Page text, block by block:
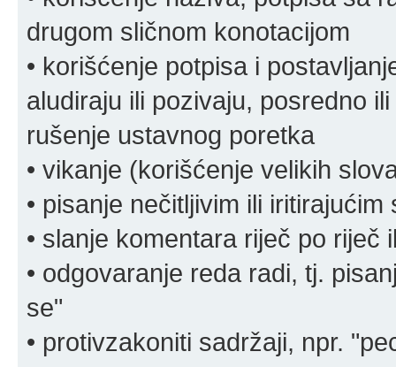
drugom sličnom konotacijom
• korišćenje potpisa i
aludiraju ili pozivaju, posredno
rušenje ustavnog poretka
• vikanje (korišćenje velikih
• pisanje nečitljivim ili iritirajućim
• slanje komentara riječ po riječ
• odgovaranje reda radi, tj.
se"
• protivzakoniti sadržaji, npr.